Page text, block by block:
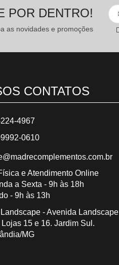
POR DENTRO!
as novidades e promoções
CONTATOS
4967
0610
e Atendimento Online
a Sexta - 9h às 18h
- 9h às 13h
- Avenida Landscape
Lojas 15 e 16. Jardim Sul.
MG